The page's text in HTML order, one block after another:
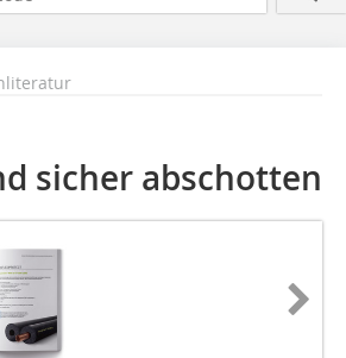
sicher abschotten